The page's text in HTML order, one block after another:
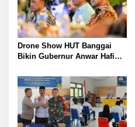
Drone Show HUT Banggai
Bikin Gubernur Anwar Hafid